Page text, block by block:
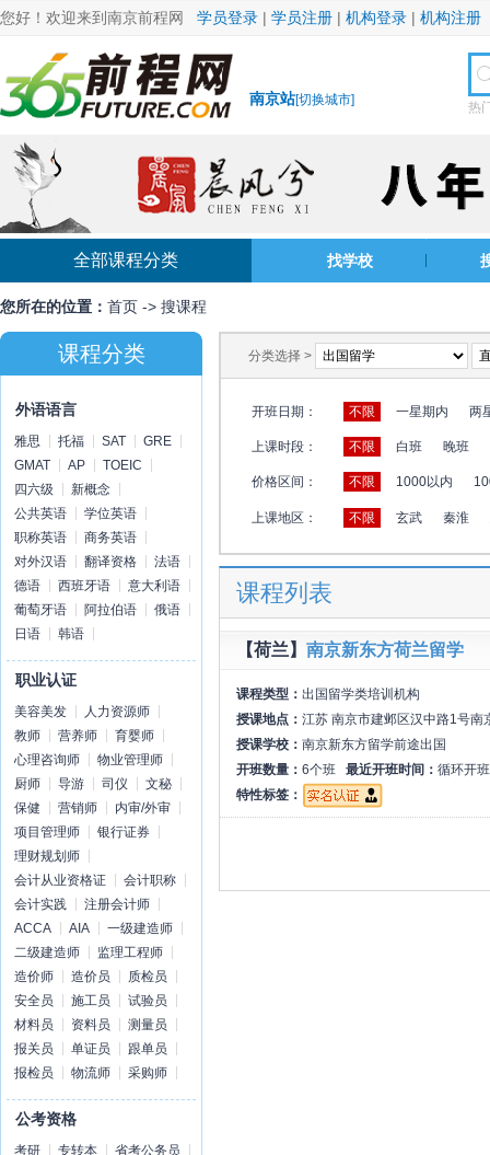
您好！欢迎来到南京前程网 学员登录 | 学员注册 | 机构登录 | 机构注册
南京站[切换城市] 热
全部课程分类 找学校
您所在的位置： 首页 -> 搜课程
课程分类
外语语言
雅思 托福 SAT
GRE
GMAT
AP
TOEIC
四六级
新概念
公共英语
学位英语
职称英语
商务英语
对外汉语
翻译资格
法语
德语
西班牙语
意大利语
葡萄牙语
阿拉伯语
俄语
日语
韩语
职业认证
美容美发
人力资源师
教师
营养师
育婴师
心理咨询师
物业管理师
厨师
导游 司仪
文秘
保健
营销师
内审/外审
项目管理师
银行证券
理财规划师
会计从业资格证
会计职称
会计实践
注册会计师
ACCA
AIA
一级建造师
二级建造师
监理工程师
造价师
造价员
质检员
安全员
施工员
试验员
材料员
资料员
测量员
报关员
单证员
跟单员
报检员
物流师 采购师
公考资格
考研 专转本
省考公务员
分类选择 >
开班日期： 不限 一星期内 两
上课时段： 不限 白班 晚班
价格区间： 不限 1000以内
上课地区： 不限 玄武 秦淮
课程列表
【荷兰】 南京新东方荷兰留学
课程类型： 出国留学类培训机构
授课地点： 江苏 南京市建邺区汉中路1号南
授课学校： 南京新东方留学前途出国
开班数量： 6个班 最近开班时间： 循环开班
特性标签：